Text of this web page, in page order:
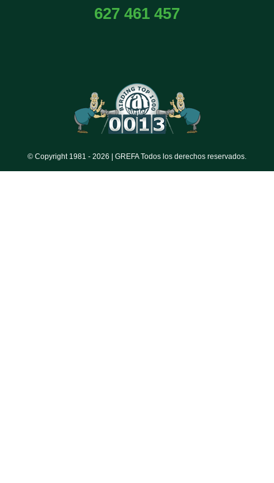
627 461 457
© Copyright 1981 - 2026 | GREFA Todos los derechos reservados.